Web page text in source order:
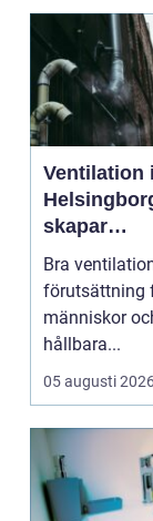
Ventilation i
skapar
friskare
byggnader
Bra
förutsättning
människor
hållbara...
05 augusti